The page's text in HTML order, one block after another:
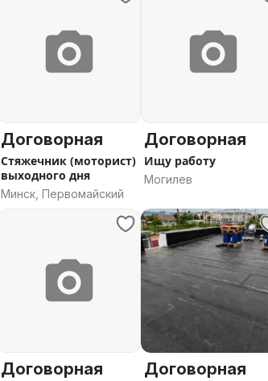
Договорная
Стяжечник (моторист)
выходного дня
Минск, Первомайский
Договорная
Ищу работу
Могилев
Договорная Договорная